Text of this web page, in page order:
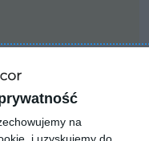
na
betonem i